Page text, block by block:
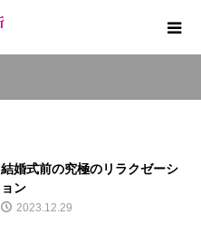
結婚式前の究極のリラクゼーシ
ョン
2023.12.29